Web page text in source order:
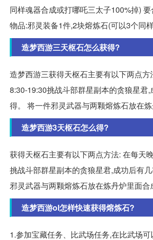
同样魂器合成或打哪吒三太子100%掉)
物品:邪灵装备1件,2块熔炼石(可以3个同样
造梦西游三天枢石怎么获得?
造梦西游三获得天枢石主要有以下两点方
8:30-19:30挑战斗部群星副本的贪狼星君
得。 将一件邪灵武器与两颗熔炼石放在炼
造梦西游3天枢石怎么得?
获得天枢石主要有以下两点方法: 在每天
挑战斗部群星副本的贪狼星君,成功后有
邪灵武器与两颗熔炼石放在炼丹炉里面合
造梦西游ol怎样快速获得熔炼石?
1.参加宝藏任务、比武场任务,在比武场可